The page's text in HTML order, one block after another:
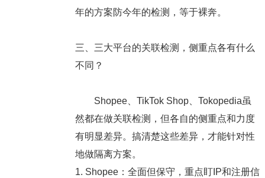
年的方案防今年的检测，等于裸奔。
三、三大平台的关联检测，侧重点各有什么
不同？
Shopee、TikTok Shop、Tokopedia虽
然都在做关联检测，但各自的侧重点和力度
有明显差异。搞清楚这些差异，才能针对性
地做隔离方案。
1. Shopee：全面但保守，重点盯IP和注册信